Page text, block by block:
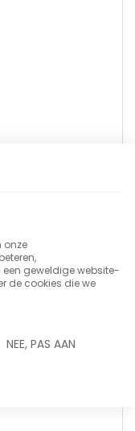
onze
geweldige website-
de cookies die we
NEE, PAS AAN